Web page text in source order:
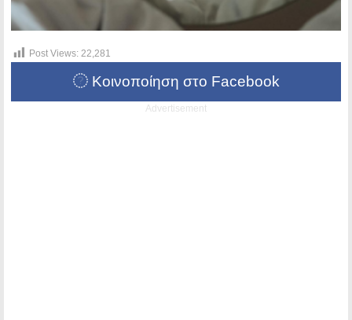
Post Views: 22,281
Κοινοποίηση στο Facebook
Advertisement